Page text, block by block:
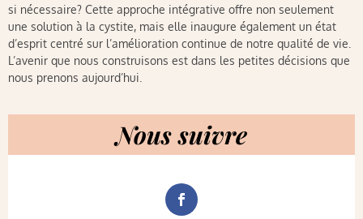
si nécessaire? Cette approche intégrative offre non seulement
une solution à la cystite, mais elle inaugure également un état
d’esprit centré sur l’amélioration continue de notre qualité de vie.
L’avenir que nous construisons est dans les petites décisions que
nous prenons aujourd’hui.
Nous suivre